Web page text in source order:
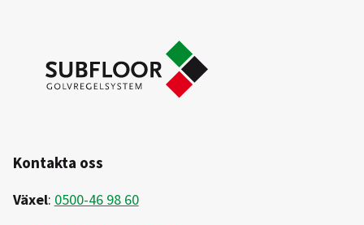
Kontakta oss
Växel: 0500-46 98 60